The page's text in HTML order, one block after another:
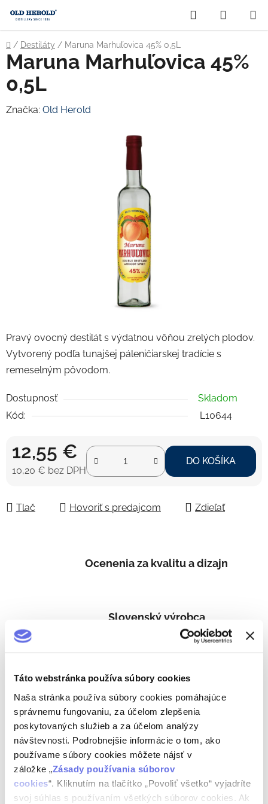
Táto webstránka používa súbory cookies
Naša stránka používa súbory cookies pomáhajúce
správnemu fungovaniu, za účelom zlepšenia
poskytovaných služieb a za účelom analýzy
návštevnosti. Podrobnejšie informácie o tom, ako
používame súbory cookies môžete nájsť v
záložke „ Zásady používania súborov
cookies“. Kliknutím na tlačítko „Povoliť všetko“ vyjadríte
svoj súhlas s používaním všetkých súborov cookies. Ak
obsah
Hľadať
KOŠÍK
Domov
/ Destiláty / Maruna Marhuľovica 45% 0,5L
Pravý ovocný destilát s výdatnou vôňou zrelých plodov.
Vytvorený podľa tunajšej páleničiarskej tradície s
remeselným pôvodom.
Dostupnosť
Skladom
Kód:
L10644
12,55 €
10,20 € bez DPH
DO KOŠÍKA
Tlač Hovoriť s predajcom Zdieľať
Maruna Marhuľovica 45%
0,5L
Značka: Old Herold
Ocenenia za kvalitu a dizajn
Slovenský výrobca
Tradičný alkohol
Popis